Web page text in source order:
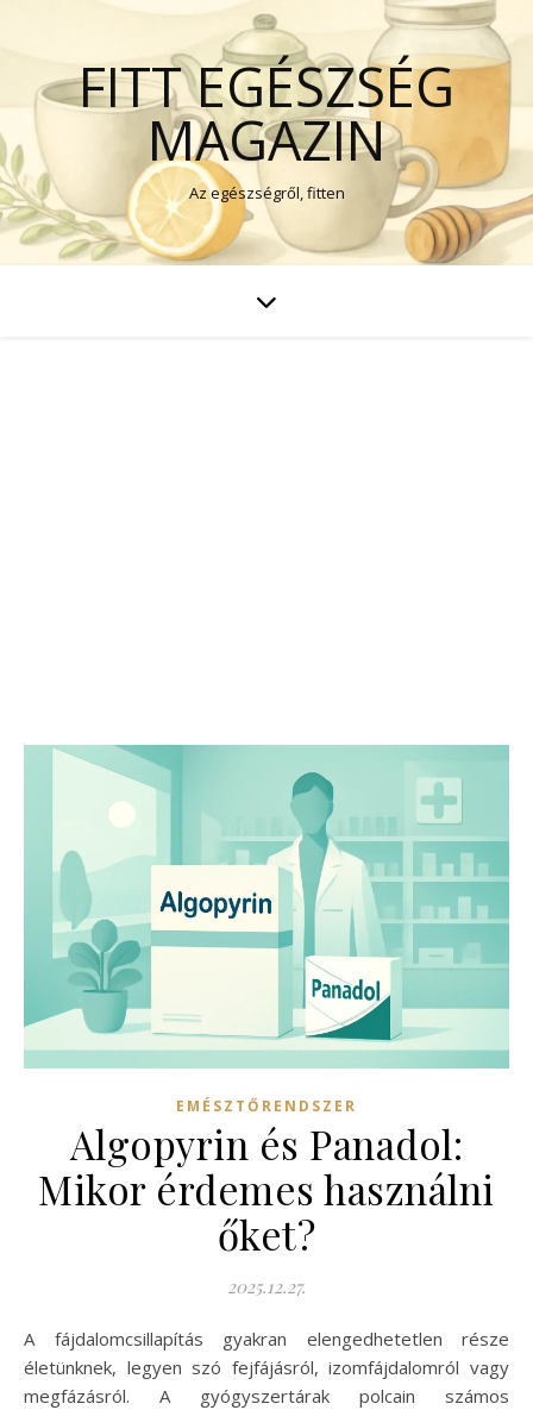
FITT EGÉSZSÉG
MAGAZIN
Az egészségről, fitten
EMÉSZTŐRENDSZER
Algopyrin és Panadol:
Mikor érdemes használni
őket?
2025.12.27.
A fájdalomcsillapítás gyakran elengedhetetlen része
életünknek, legyen szó fejfájásról, izomfájdalomról vagy
megfázásról. A gyógyszertárak polcain számos